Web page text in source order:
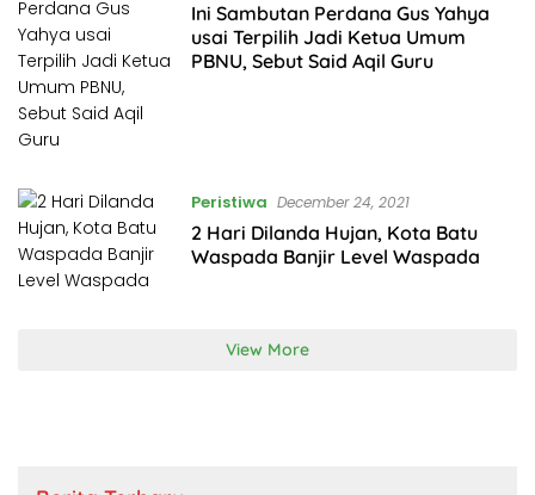
Ini Sambutan Perdana Gus Yahya
usai Terpilih Jadi Ketua Umum
PBNU, Sebut Said Aqil Guru
Peristiwa December 24, 2021
2 Hari Dilanda Hujan, Kota Batu
Waspada Banjir Level Waspada
View More